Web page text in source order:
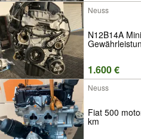
Neuss
N12B14A
1.600 €
Neuss
Fiat 500
km